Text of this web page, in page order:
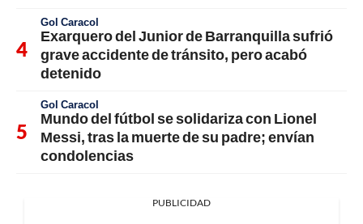
Gol Caracol
Exarquero del Junior de Barranquilla sufrió
grave accidente de tránsito, pero acabó
detenido
Gol Caracol
Mundo del fútbol se solidariza con Lionel
Messi, tras la muerte de su padre; envían
condolencias
PUBLICIDAD